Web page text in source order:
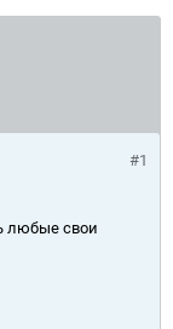
#1
любые свои